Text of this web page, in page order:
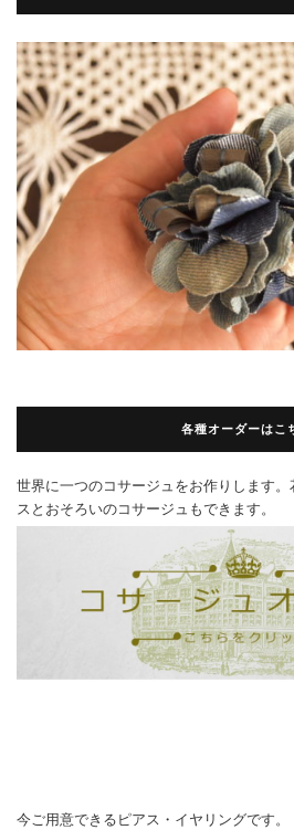
各種オーダーはこ
世界に一つのコサージュをお作りします
スとおそろいのコサージュもできます。
今ご用意できるピアス・イヤリングです